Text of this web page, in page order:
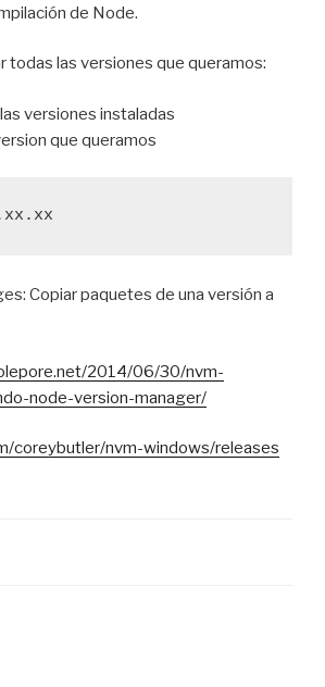
de Node.
todas las versiones que queramos:
versiones instaladas
que queramos
Copiar paquetes de una versión a
2014/06/30/nvm-
node-version-manager/
coreybutler/nvm-windows/releases